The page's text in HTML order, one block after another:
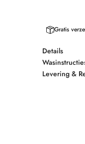
Gratis
Details
Levering &